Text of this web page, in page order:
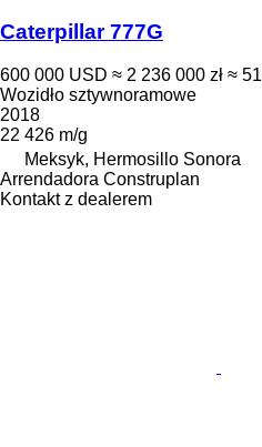
Caterpillar 777G
600 000 USD ≈ 2 236 000 zł ≈
Wozidło sztywnoramowe
2018
22 426 m/g
Meksyk, Hermosillo Sonora
Arrendadora Construplan
Kontakt z dealerem